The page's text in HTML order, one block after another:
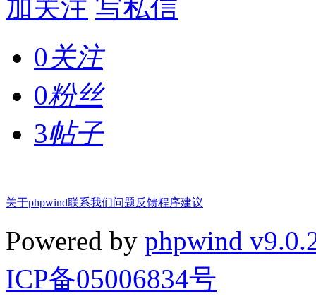
加关注 写私信
0关注
0粉丝
3帖子
关于phpwind联系我们问题反馈程序建议
Powered by phpwind
ICP备05006834号